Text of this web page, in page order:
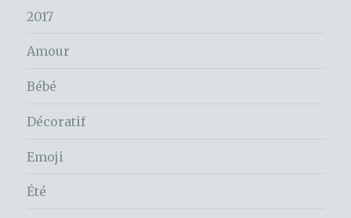
2017
Amour
Bébé
Décoratif
Emoji
Été